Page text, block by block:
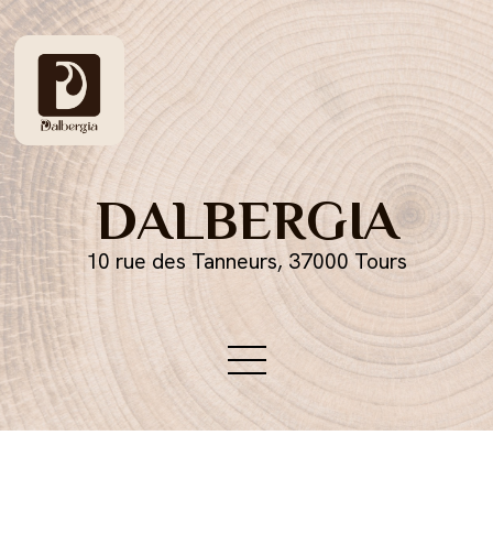
DALBERGIA
10 rue des Tanneurs, 37000 Tours